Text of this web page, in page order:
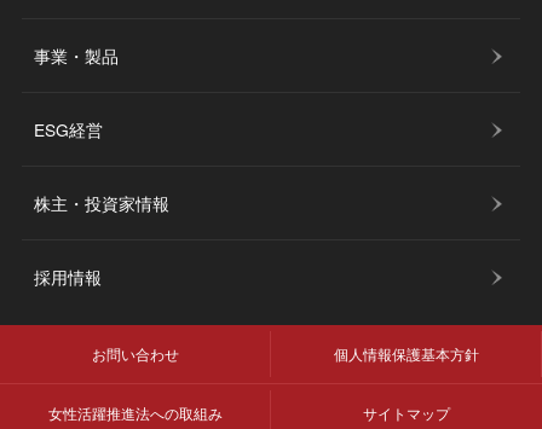
事業・製品
ESG経営
株主・投資家情報
採用情報
お問い合わせ 個人情報保護基本方針
女性活躍推進法への取組み サイトマップ